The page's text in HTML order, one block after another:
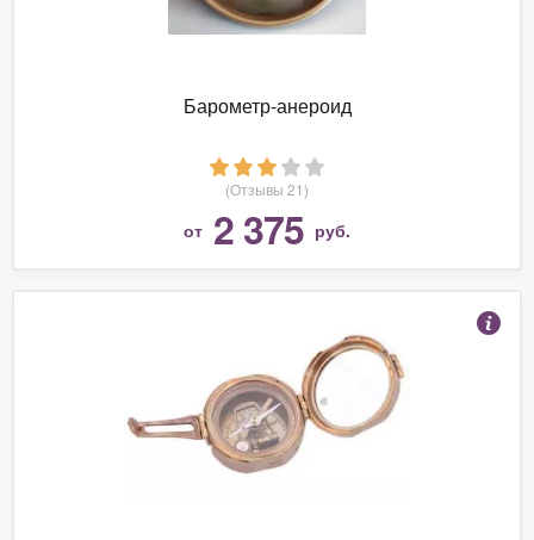
Барометр-анероид
(Отзывы 21)
от 2 375 руб.